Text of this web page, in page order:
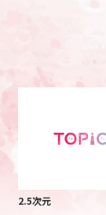
2.5次元